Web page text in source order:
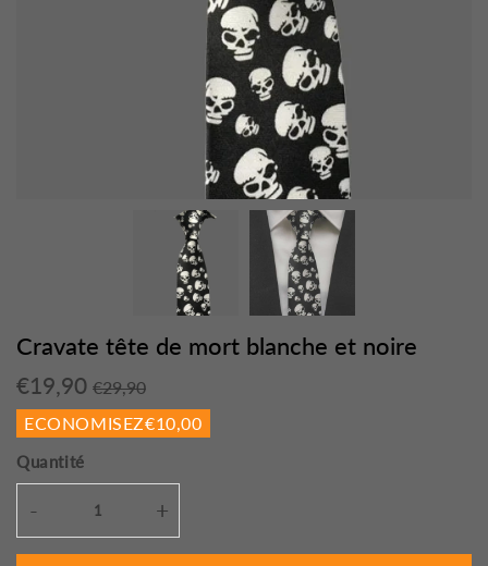
Cravate tête de mort blanche et noire
€19,90 €29,90
régulier
réduit
Unit
price
ECONOMISEZ€10,00
Quantité
- +